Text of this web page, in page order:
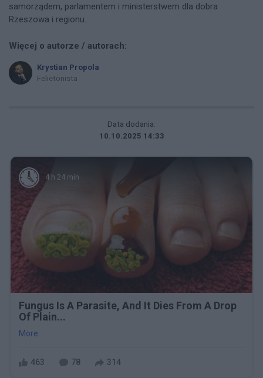
samorządem, parlamentem i ministerstwem dla dobra
Rzeszowa i regionu.
Więcej o autorze / autorach:
Krystian Propola
Felietonista
Data dodania:
10.10.2025 14:33
4 h 24 min
Fungus Is A Parasite, And It Dies From A Drop
Of Plain...
More
463 78 314